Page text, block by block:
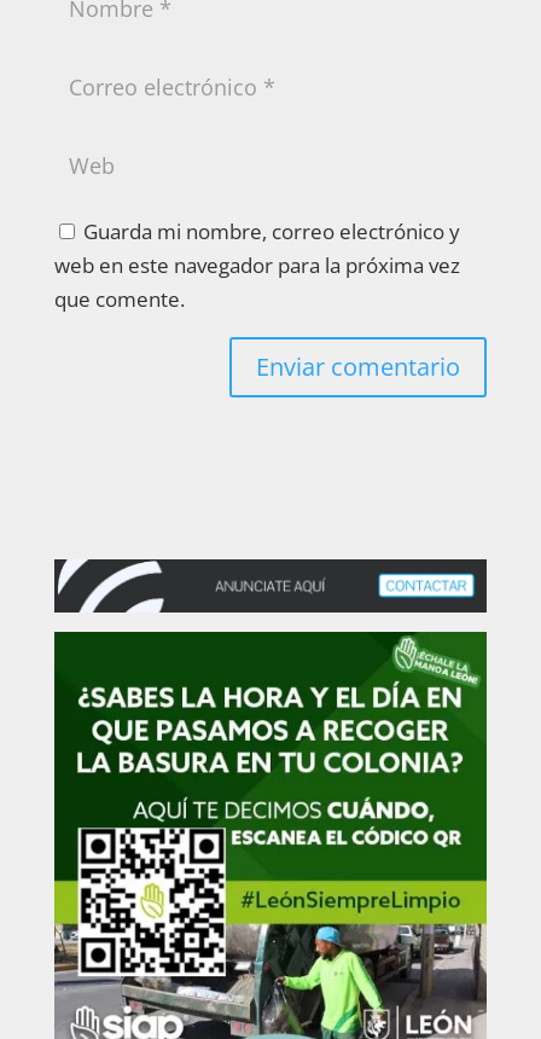
Guarda mi nombre, correo electrónico y
web en este navegador para la próxima vez
que comente.